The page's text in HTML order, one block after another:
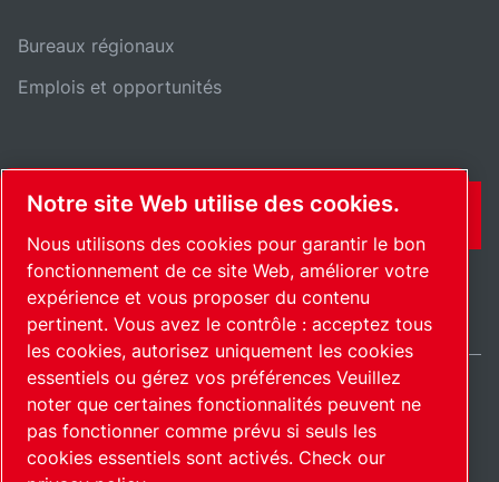
Bureaux régionaux
Emplois et opportunités
CONTACT
Plan du siteGérer les cookies© 2026 Copyright.
International / FR
Notre site Web utilise des cookies.
Nous utilisons des cookies pour garantir le bon
fonctionnement de ce site Web, améliorer votre
expérience et vous proposer du contenu
pertinent. Vous avez le contrôle : acceptez tous
les cookies, autorisez uniquement les cookies
essentiels ou gérez vos préférences Veuillez
noter que certaines fonctionnalités peuvent ne
pas fonctionner comme prévu si seuls les
cookies essentiels sont activés. Check our